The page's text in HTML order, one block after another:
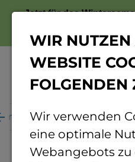
Jetzt für das
WIR NUTZEN
WEBSITE
FOLGENDEN
Wir verwenden
eine optimale
Webangebots zu